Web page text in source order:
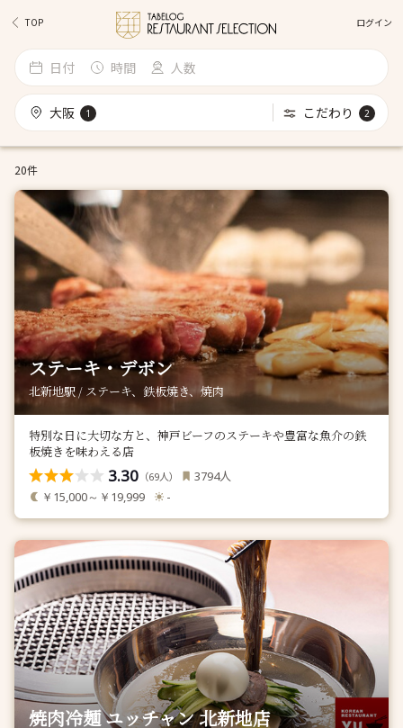
TOP ログイン
日付 時間 人数
大阪 1 こだわり 2
20件
ステーキ・デボン
北新地駅 / ステーキ、鉄板焼き、焼肉
特別な日に大切な方と、神戸ビーフのステーキや豊富な魚介の鉄
板焼きを味わえる店
3.30 （69人） 3794人
￥15,000～￥19,999 -
焼肉冷麺 ユッチャン 北新地店